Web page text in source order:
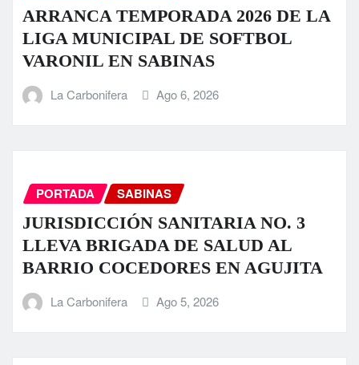
ARRANCA TEMPORADA 2026 DE LA
LIGA MUNICIPAL DE SOFTBOL
VARONIL EN SABINAS
La Carbonifera Ago 6, 2026
PORTADA SABINAS
JURISDICCIÓN SANITARIA NO. 3
LLEVA BRIGADA DE SALUD AL
BARRIO COCEDORES EN AGUJITA
La Carbonifera Ago 5, 2026